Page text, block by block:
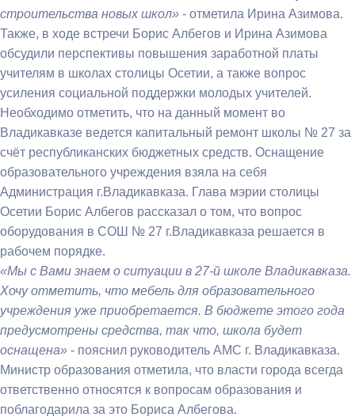
строительства новых школ» - отметила Ирина Азимова.
Также, в ходе встречи Борис Албегов и Ирина Азимова
обсудили перспективы повышения заработной платы
учителям в школах столицы Осетии, а также вопрос
усиления социальной поддержки молодых учителей.
Необходимо отметить, что на данный момент во
Владикавказе ведется капитальный ремонт школы № 27 за
счёт республиканских бюджетных средств. Оснащение
образовательного учреждения взяла на себя
Администрация г.Владикавказа. Глава мэрии столицы
Осетии Борис Албегов рассказал о том, что вопрос
оборудования в СОШ № 27 г.Владикавказа решается в
рабочем порядке.
«Мы с Вами знаем о ситуации в 27-й школе Владикавказа.
Хочу отметить, что мебель для образовательного
учреждения уже приобретается. В бюджете этого года
предусмотрены средства, так что, школа будет
оснащена» - пояснил руководитель АМС г. Владикавказа.
Министр образования отметила, что власти города всегда
ответственно относятся к вопросам образования и
поблагодарила за это Бориса Албегова.